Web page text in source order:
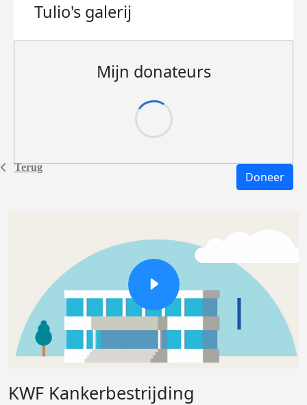
Terug
Tulio's galerij
Mijn donateurs
Doneer
KWF Kankerbestrijding